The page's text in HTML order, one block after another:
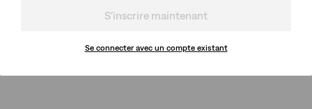
S'inscrire maintenant
Se connecter avec un compte existant